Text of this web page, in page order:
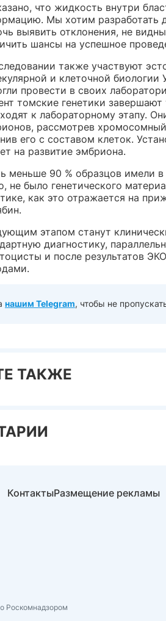
что жидкость внутри
Мы хотим разработать
выявить отклонения, не
шансы на успешное
также участвуют
и клеточной биологии
провести в своих
томские генетики
к лабораторному этапу.
рассмотрев
его с составом клеток.
на развитие эмбриона.
меньше 90 % образцов имели
не было генетического
как это отражается на
этапом станут
диагностику,
и после результатов
нашим Telegram, чтобы не
ТАКЖЕ
КонтактыРазмещение рекламы
Роскомнадзором